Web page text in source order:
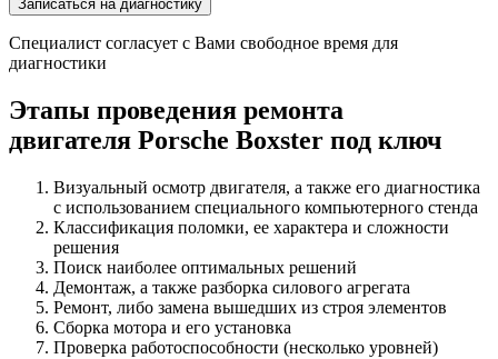
Специалист согласует с Вами свободное время для
диагностики
Этапы проведения ремонта
двигателя Porsche Boxster под ключ
Визуальный осмотр двигателя, а также его диагностика
с использованием специального компьютерного стенда
Классификация поломки, ее характера и сложности
решения
Поиск наиболее оптимальных решений
Демонтаж, а также разборка силового агрегата
Ремонт, либо замена вышедших из строя элементов
Сборка мотора и его установка
Проверка работоспособности (несколько уровней)